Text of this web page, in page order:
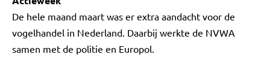
De hele maand maart was er extra aandacht voor de
vogelhandel in Nederland. Daarbij werkte de NVWA
samen met de politie en Europol.